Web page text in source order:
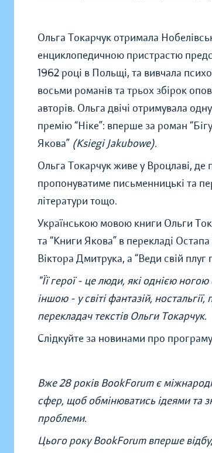
Ольга Токарчук отримала
енциклопедичною пристрастю
1962 році в Польщі, та вивчала
восьми романів та трьох збірок
авторів. Ольга двічі отримувала
премію “Ніке”: вперше за роман
Якова” (Ksiegi Jakubowe).
Ольга Токарчук живе у Вроцлаві, де
пропонуватиме письменницькі та
літератури тощо.
Українською мовою книги Ольги
та “Книги Якова” в перекладі
Віктора Дмитрука, а “Веди свій
"Її герої - це люди, які однією
іншою - у світі фантазій,
перекладач текстів Ольги Токарчук.
Слідкуйте за новинами про
Вже 28 років BookForum є
сфер, щоб обмінюватись ідеями та
проблеми.
Цього року BookForum вперше